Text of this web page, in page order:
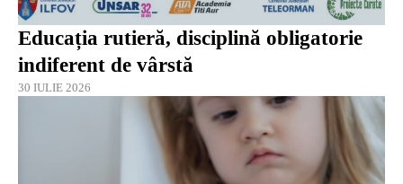
Educația rutieră, disciplină obligatorie
indiferent de vârstă
30 IULIE 2026